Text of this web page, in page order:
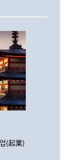
(起業)